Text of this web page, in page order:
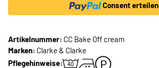
Consent erteilen
Artikelnummer: CC Bake Off cream
Marken: Clarke & Clarke
Pflegehinweise: